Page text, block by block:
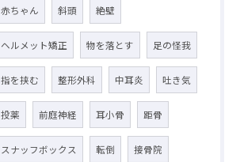
赤ちゃん 斜頭 絶壁
ヘルメット矯正 物を落とす 足の怪我
指を挟む 整形外科 中耳炎 吐き気
投薬 前庭神経 耳小骨 距骨
スナッフボックス 転倒 接骨院